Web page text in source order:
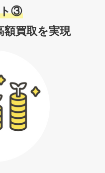
ト③
額買取を実現